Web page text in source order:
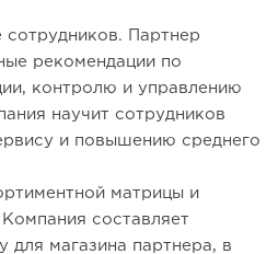
сотрудников. Партнер
рекомендации по
контролю и управлению
научит сотрудников
и повышению среднего
матрицы и
составляет
для магазина партнера, в